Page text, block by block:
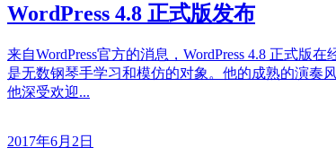
WordPress 4.8 正式版发布
来自WordPress官方的消息，WordPress 4.8 正式版
是无数钢琴手学习和模仿的对象。他的成熟的演奏
他深受欢迎...
2017年6月2日